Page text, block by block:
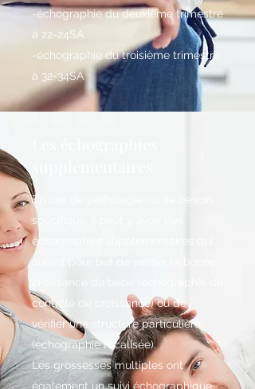
-échographie du deuxième trimestre
à 22-24SA
-échographie du troisième trimestre
à 32-34SA
En cas de pathologie ou de besoin
spécifique, il peut y avoir des
échographies supplémentaires qui
auront pour but de vérifier la bonne
croissance du bébé (échographie de
contrôle de croissance) ou de
vérifier une structure particulière
(échographie focalisée).
Les grossesses multiples ont
également un suivi échographique